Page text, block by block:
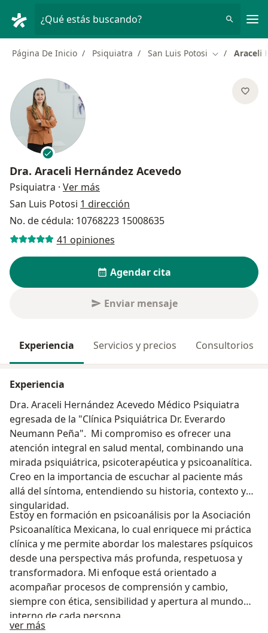
¿Qué estás buscando?
Página De Inicio Psiquiatra San Luis Potosi Cambiar de
Araceli
Dra. Araceli Hernández Acevedo
Psiquiatra · Ver más
San Luis Potosi 1 dirección
No. de cédula: 10768223 15008635
41 opiniones
Agendar cita
Enviar mensaje
Experiencia Servicios y precios Consultorios
Experiencia
Dra. Araceli Hernández Acevedo Médico Psiquiatra
egresada de la "Clínica Psiquiátrica Dr. Everardo
Neumann Peña". Mi compromiso es ofrecer una
atención integral en salud mental, combinando una
mirada psiquiátrica, psicoterapéutica y psicoanalítica.
Creo en la importancia de escuchar al paciente más
allá del síntoma, entendiendo su historia, contexto y
singularidad.
Estoy en formación en psicoanálisis por la Asociación
Psicoanalítica Mexicana, lo cual enriquece mi práctica
clínica y me permite abordar los malestares psíquicos
desde una perspectiva más profunda, respetuosa y
transformadora. Mi enfoque está orientado a
acompañar procesos de comprensión y cambio,
siempre con ética, sensibilidad y apertura al mundo
interno de cada persona.
ver más